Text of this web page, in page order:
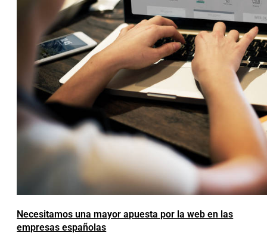
Necesitamos una mayor apuesta por la web en las
empresas españolas